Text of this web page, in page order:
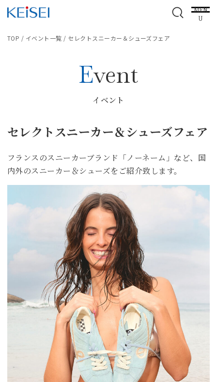
MEN
U
TOP / イベント一覧 / セレクトスニーカー＆シューズフェア
Event
イベント
セレクトスニーカー＆シューズフェア
フランスのスニーカーブランド「ノーネーム」など、国
内外のスニーカー＆シューズをご紹介致します。